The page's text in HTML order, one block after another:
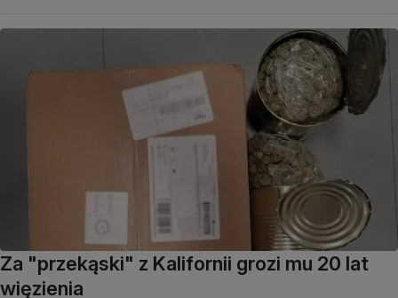
Za "przekąski" z Kalifornii grozi mu 20 lat
więzienia